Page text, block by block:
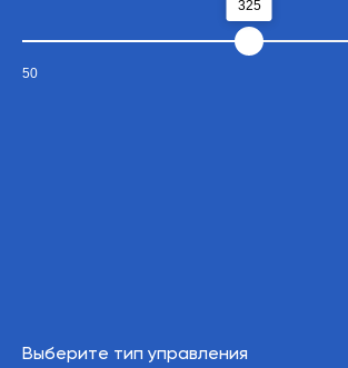
325
50
Выберите тип управления